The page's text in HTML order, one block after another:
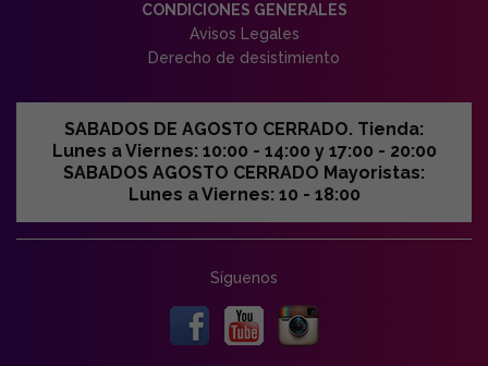
CONDICIONES GENERALES
Avisos Legales
Derecho de desistimiento
SABADOS DE AGOSTO CERRADO. Tienda:
Lunes a Viernes: 10:00 - 14:00 y 17:00 - 20:00
SABADOS AGOSTO CERRADO Mayoristas:
Lunes a Viernes: 10 - 18:00
Síguenos